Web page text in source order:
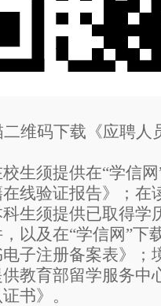
维码下载《应聘人
生须提供在“学信网
线验证报告》；在
生须提供已取得学
以及在“学信网”下
子注册备案表》
；
供教育部留学服务中
书》。